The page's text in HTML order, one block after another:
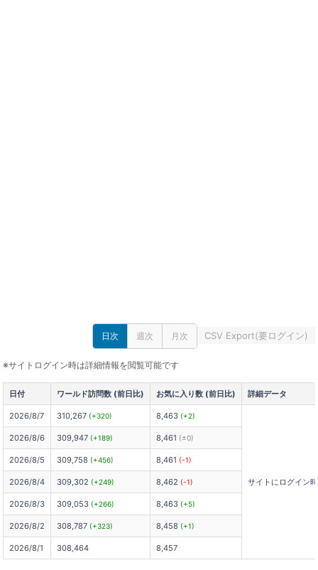
日次 週次 月次 CSV Export(要ログイン)
※サイトログイン時は詳細情報を閲覧可能です
日付 ワールド訪問数 (前日比) お気に入り数 (前日比) 詳細データ
2026/8/7 310,267 (+320) 8,463 (+2)
サイトにログイン
2026/8/6 309,947 (+189) 8,461 (±0)
2026/8/5 309,758 (+456) 8,461 (-1)
2026/8/4 309,302 (+249) 8,462 (-1)
2026/8/3 309,053 (+266) 8,463 (+5)
2026/8/2 308,787 (+323) 8,458 (+1)
2026/8/1 308,464 8,457